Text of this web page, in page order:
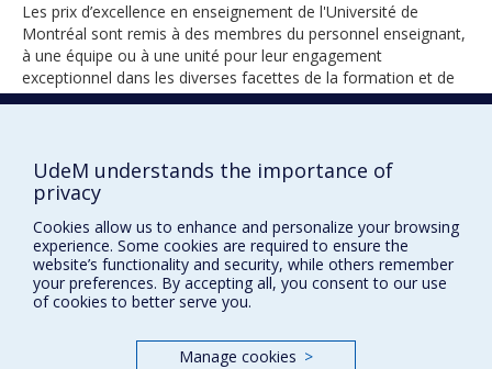
Les prix d’excellence en enseignement de l'Université de
Montréal sont remis à des membres du personnel enseignant,
à une équipe ou à une unité pour leur engagement
exceptionnel dans les diverses facettes de la formation et de
l’encadrement des étudiants.
UdeM understands the importance of
privacy
Cookies allow us to enhance and personalize your browsing
experience. Some cookies are required to ensure the
website’s functionality and security, while others remember
your preferences. By accepting all, you consent to our use
of cookies to better serve you.
Manage cookies >